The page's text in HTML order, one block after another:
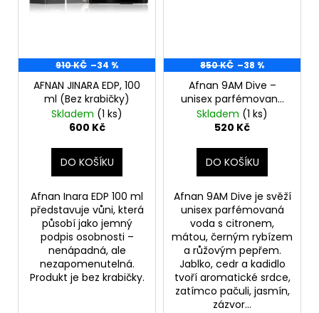
910 KČ –34 %
AFNAN JINARA EDP, 100
ml (Bez krabičky)
Skladem (1 ks)
600 Kč
DO KOŠÍKU
Afnan Inara EDP 100 ml
představuje vůni, která
působí jako jemný
podpis osobnosti –
nenápadná, ale
nezapomenutelná.
Produkt je bez krabičky.
850 KČ –38 %
Afnan 9AM Dive –
unisex parfémovaná
voda 100ml
/Rozbalený/
Skladem (1 ks)
520 Kč
DO KOŠÍKU
Afnan 9AM Dive je svěží
unisex parfémovaná
voda s citronem,
mátou, černým rybízem
a růžovým pepřem.
Jablko, cedr a kadidlo
tvoří aromatické srdce,
zatímco pačuli, jasmín,
zázvor...
FORMĚ
23
G,
31/01/2026